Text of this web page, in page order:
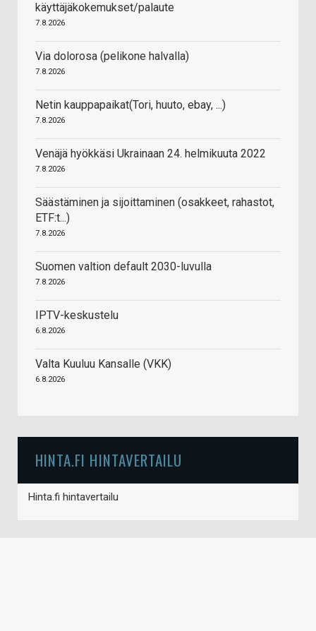
käyttäjäkokemukset/palaute
7.8.2026
Via dolorosa (pelikone halvalla)
7.8.2026
Netin kauppapaikat(Tori, huuto, ebay, ...)
7.8.2026
Venäjä hyökkäsi Ukrainaan 24. helmikuuta 2022
7.8.2026
Säästäminen ja sijoittaminen (osakkeet, rahastot,
ETF:t...)
7.8.2026
Suomen valtion default 2030-luvulla
7.8.2026
IPTV-keskustelu
6.8.2026
Valta Kuuluu Kansalle (VKK)
6.8.2026
HINTA.FI HINTAVERTAILU
Hinta.fi hintavertailu